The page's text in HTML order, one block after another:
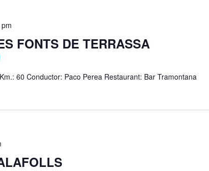
FONTS DE TERRASSA
60 Conductor: Paco Perea Restaurant: Bar Tramontana